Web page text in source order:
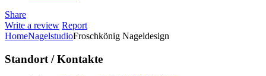
Share
Write a review Report
HomeNagelstudioFroschkönig Nageldesign
Standort / Kontakte